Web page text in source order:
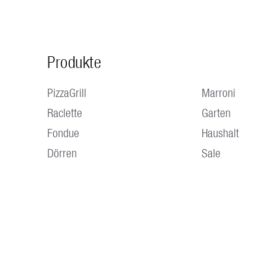
Produkte
PizzaGrill
Raclette
Fondue
Dörren
Marroni
Garten
Haushalt
Sale